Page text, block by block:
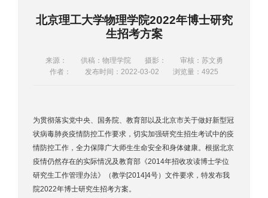
北京理工大学物理学院2022年博士研究
生招考方案
来源： 供稿：物理学院 摄影：
审核：苏文勇
作者：
发布时间：2022-03-02 浏览量： 4925
为贯彻落实党中央、国务院、教育部以及北京市关于做好新型冠
状病毒肺炎疫情防控工作要求，切实加强研究生招生考试中的疫
情防控工作，全力保障广大师生生命安全和身体健康。根据北京
疫情仍然存在的实际情况及教育部《2014年招收攻读博士学位
研究生工作管理办法》（教学[2014]4号）文件要求，特发布我
院2022年博士研究生招考方案。